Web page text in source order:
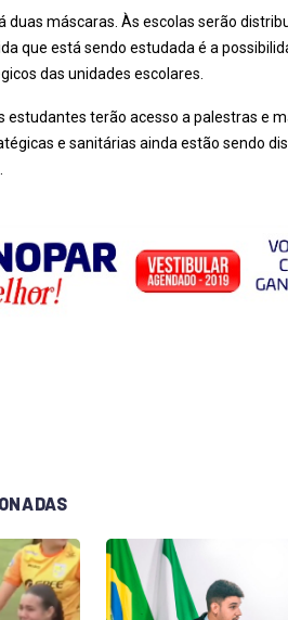
duas máscaras. Às escolas serão
que está sendo estudada é a
das unidades escolares.
estudantes terão acesso a palestras e
e sanitárias ainda estão sendo